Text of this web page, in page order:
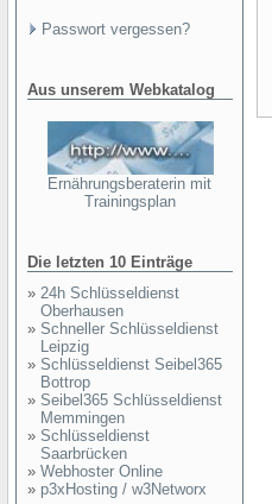
Passwort vergessen?
Aus unserem Webkatalog
Ernährungsberaterin mit
Trainingsplan
Die letzten 10 Einträge
» 24h Schlüsseldienst
Oberhausen
» Schneller Schlüsseldienst
Leipzig
» Schlüsseldienst Seibel365
Bottrop
» Seibel365 Schlüsseldienst
Memmingen
» Schlüsseldienst
Saarbrücken
» Webhoster Online
» p3xHosting / w3Networx